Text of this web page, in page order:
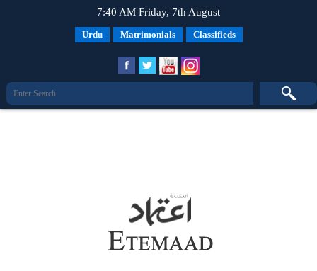
7:40 AM Friday, 7th August
Urdu Matrimonials Classifieds